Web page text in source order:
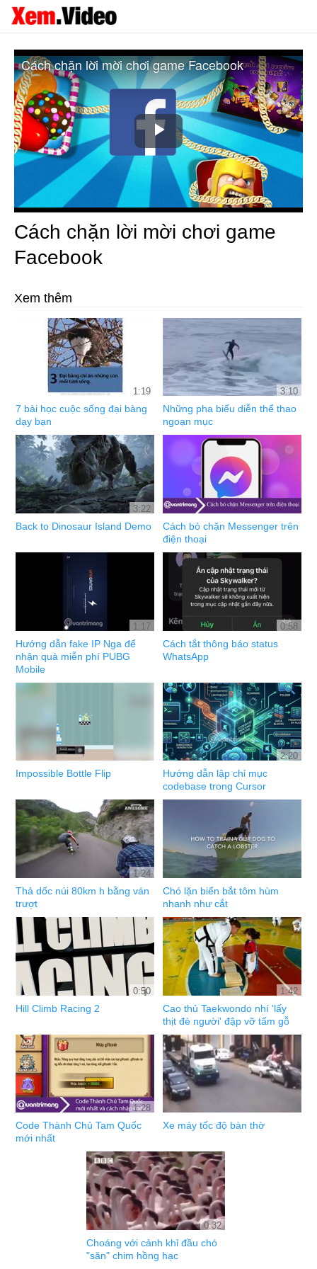
Play
Video
Cách chặn lời mời chơi game Facebook
Cách chặn lời mời chơi game
Facebook
Xem thêm
1:19
7 bài học cuộc sống đại bàng
dạy bạn
3:10
Những pha biểu diễn thể thao
ngoạn mục
3:22
Back to Dinosaur Island Demo
Cách bỏ chặn Messenger trên
điện thoại
1:17
Hướng dẫn fake IP Nga để
nhận quà miễn phí PUBG
Mobile
0:58
Cách tắt thông báo status
WhatsApp
Impossible Bottle Flip
2:20
Hướng dẫn lập chỉ mục
codebase trong Cursor
1:24
Thả dốc núi 80km h bằng ván
trượt
Chó lặn biển bắt tôm hùm
nhanh như cắt
0:50
Hill Climb Racing 2
1:42
Cao thủ Taekwondo nhí 'lấy
thịt đè người' đập vỡ tấm gỗ
1:28
Code Thành Chủ Tam Quốc
mới nhất
Xe máy tốc độ bàn thờ
0:32
Choáng với cảnh khỉ đầu chó
"săn" chim hồng hạc